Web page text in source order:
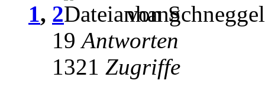
1, 2
von
19Antworten
1321 Zugriffe